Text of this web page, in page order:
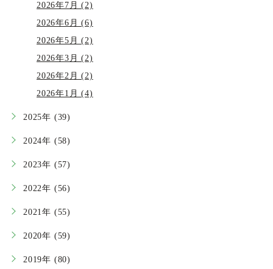
2026年7月 (2)
2026年6月 (6)
2026年5月 (2)
2026年3月 (2)
2026年2月 (2)
2026年1月 (4)
2025年 (39)
2024年 (58)
2023年 (57)
2022年 (56)
2021年 (55)
2020年 (59)
2019年 (80)